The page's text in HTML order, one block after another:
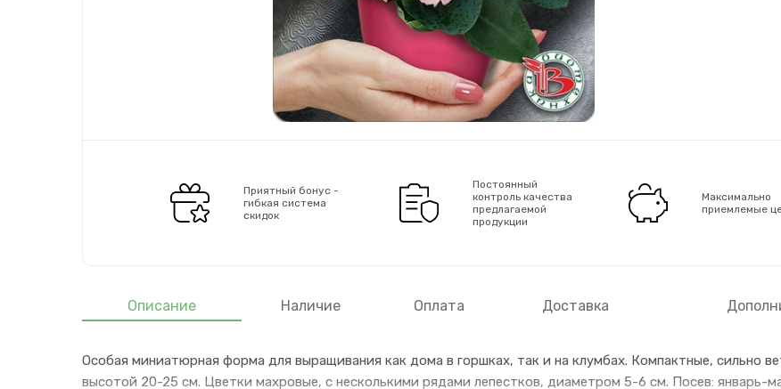
Приятный бонус -
гибкая система
скидок
Постоянный
контроль качества
предлагаемой
продукции
Максимально
приемлемые
Описание Наличие Оплата Доставка
Особая миниатюрная форма для выращивания как дома в горшках, так и на клумбах. Компактные, сильно
высотой 20-25 см. Цветки махровые, с несколькими рядами лепестков, диаметром 5-6 см. Посев: январь-